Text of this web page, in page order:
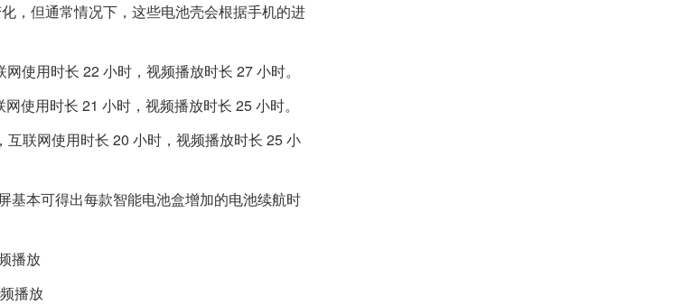
但通常情况下，这些电池壳会根据手机的进
用时长 22 小时，视频播放时长 27 小时。
用时长 21 小时，视频播放时长 25 小时。
联网使用时长 20 小时，视频播放时长 25 小
基本可得出每款智能电池盒增加的电池续航时
播放
播放